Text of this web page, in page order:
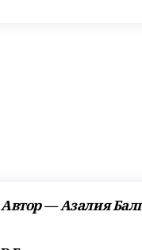
Автор — Азалия